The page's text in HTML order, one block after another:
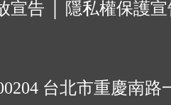
宣告
隱私權保護
台北市重慶南路